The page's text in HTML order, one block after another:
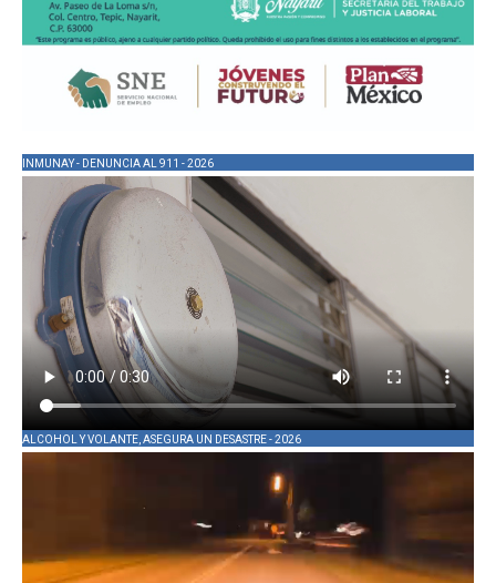
INMUNAY - DENUNCIA AL 911 - 2026
ALCOHOL Y VOLANTE, ASEGURA UN DESASTRE - 2026